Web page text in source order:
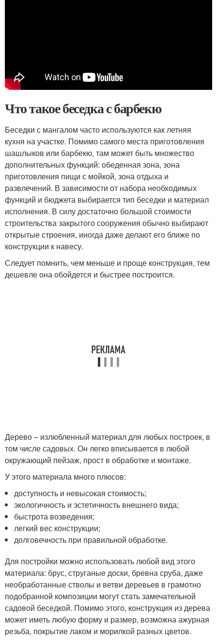
Что такое беседка с барбекю
Беседки с мангалом часто используются как летняя
кухня на участке. Помимо самого места приготовления
шашлыков или барбекю, там может быть множество
дополнительных функций: обеденная зона, зона
приготовления пищи с мойкой, зона отдыха и
развлечений. В зависимости от набора необходимых
функций и бюджета выбирается тип беседки и материал
исполнения. В силу достаточно большой стоимости
строительства закрытого сооружения обычно выбирают
открытые строения, иногда даже делают его ближе по
конструкции к навесу.
Следует помнить, чем меньше и проще конструкция, тем
дешевле она обойдется и быстрее построится.
Дерево – излюбленный материал для любых построек, в
том числе садовых. Он легко вписывается в любой
окружающий пейзаж, прост в обработке и монтаже.
У этого материала много плюсов:
доступность и невысокая стоимость;
экологичность и эстетичность внешнего вида;
быстрота возведения;
легкий вес конструкции;
долговечность при правильной обработке.
Для постройки можно использовать любой вид этого
материала: брус, струганые доски, бревна сруба, даже
необработанные стволы и ветви деревьев в грамотно
подобранной композиции могут стать замечательной
садовой беседкой. Помимо этого, конструкция из дерева
может иметь любую форму и размер, возможна ажурная
резьба, покрытие лаком и морилкой разных цветов.